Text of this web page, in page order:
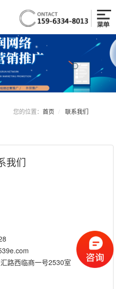
您的位置： 首页 联系我们
我们
路西临商一号2530室